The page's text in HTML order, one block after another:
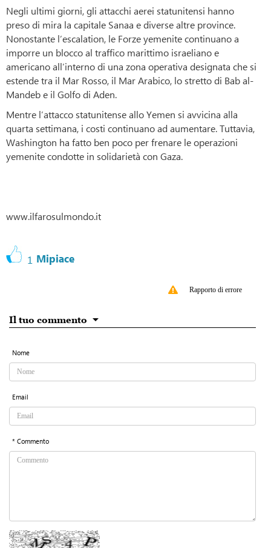
Negli ultimi giorni, gli attacchi aerei statunitensi hanno
preso di mira la capitale Sanaa e diverse altre province.
Nonostante l’escalation, le Forze yemenite continuano a
imporre un blocco al traffico marittimo israeliano e
americano all’interno di una zona operativa designata che si
estende tra il Mar Rosso, il Mar Arabico, lo stretto di Bab al-
Mandeb e il Golfo di Aden.
Mentre l’attacco statunitense allo Yemen si avvicina alla
quarta settimana, i costi continuano ad aumentare. Tuttavia,
Washington ha fatto ben poco per frenare le operazioni
yemenite condotte in solidarietà con Gaza.
www.ilfarosulmondo.it
1 Mipiace
Rapporto di errore
Il tuo commento
Nome
Email
* Commento